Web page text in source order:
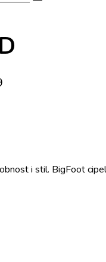
i stil. BigFoot